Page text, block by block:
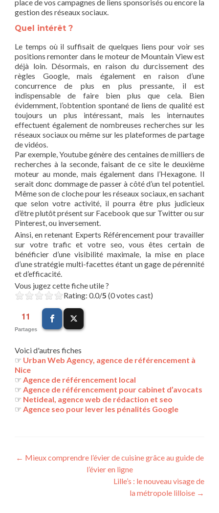
place de vos campagnes de liens sponsorisés ou encore la
gestion des réseaux sociaux.
Quel intérêt ?
Le temps où il suffisait de quelques liens pour voir ses
positions remonter dans le moteur de Mountain View est
déjà loin. Désormais, en raison du durcissement des
règles Google, mais également en raison d’une
concurrence de plus en plus pressante, il est
indispensable de faire bien plus que cela. Bien
évidemment, l’obtention spontané de liens de qualité est
toujours un plus intéressant, mais les internautes
effectuent également de nombreuses recherches sur les
réseaux sociaux ou même sur les plateformes de partage
de vidéos.
Par exemple, Youtube génère des centaines de milliers de
recherches à la seconde, faisant de ce site le deuxième
moteur au monde, mais également dans l’Hexagone. Il
serait donc dommage de passer à côté d’un tel potentiel.
Même son de cloche pour les réseaux sociaux, en sachant
que selon votre activité, il pourra être plus judicieux
d’être plutôt présent sur Facebook que sur Twitter ou sur
Pinterest, ou inversement.
Ainsi, en retenant Experts Référencement pour travailler
sur votre trafic et votre seo, vous êtes certain de
bénéficier d’une visibilité maximale, la mise en place
d’une stratégie multi-facettes étant un gage de pérennité
et d’efficacité.
Vous jugez cette fiche utile ?
Rating: 0.0/5 (0 votes cast)
11
Partages
Voici d'autres fiches
☞ Urban Web Agency, agence de référencement à
Nice
☞ Agence de référencement local
☞ Agence de référencement pour cabinet d’avocats
☞ Netideal, agence web de rédaction et seo
☞ Agence seo pour lever les pénalités Google
Navigation
← Mieux comprendre l’évier de cuisine grâce au guide de
l’évier en ligne
Lille’s : le nouveau visage de
la métropole lilloise →